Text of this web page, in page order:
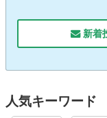
新着
人気キーワード